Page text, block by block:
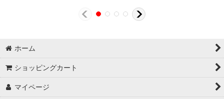
ホーム
ショッピングカート
マイページ